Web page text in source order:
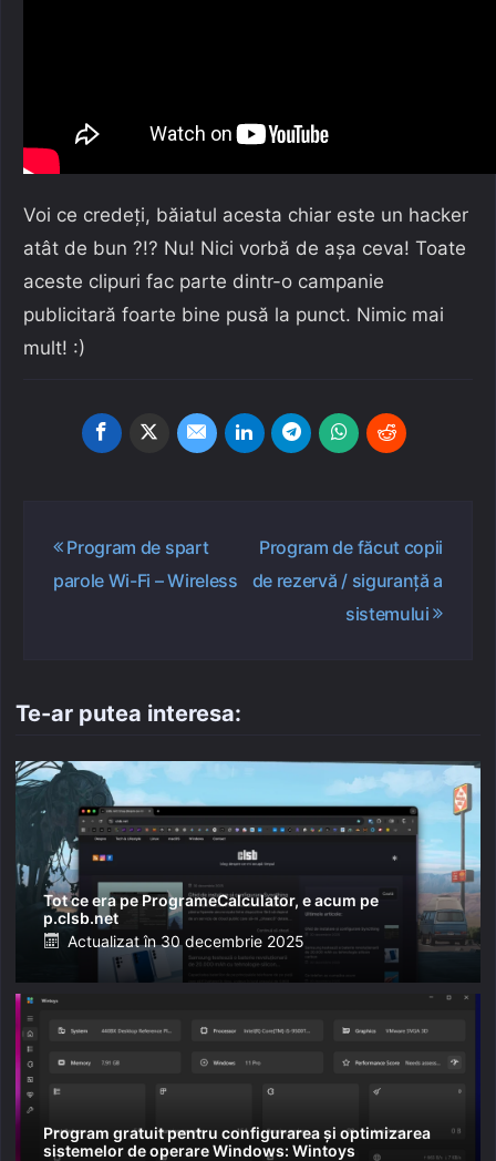
Voi ce credeți, băiatul acesta chiar este un hacker
atât de bun ?!? Nu! Nici vorbă de așa ceva! Toate
aceste clipuri fac parte dintr-o campanie
publicitară foarte bine pusă la punct. Nimic mai
mult! :)
Navigare
articole
Program de spart
parole Wi-Fi – Wireless
Program de făcut copii
de rezervă / siguranță a
sistemului
Te-ar putea interesa:
Tot ce era pe ProgrameCalculator, e acum pe
p.clsb.net
Posted
Actualizat în 30 decembrie 2025
Program gratuit pentru configurarea și optimizarea
sistemelor de operare Windows: Wintoys